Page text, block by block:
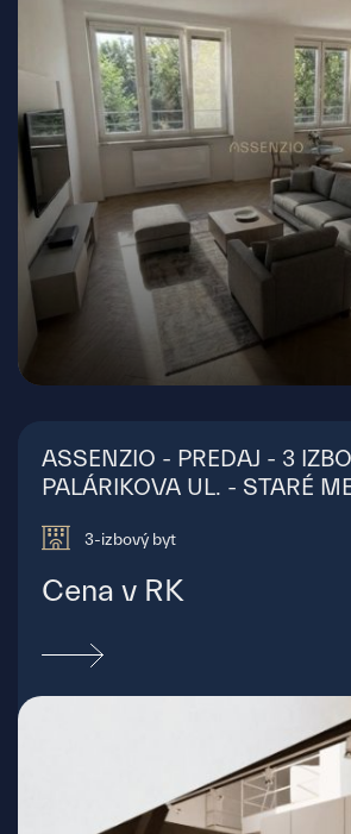
ASSENZIO - PREDAJ - 3
PALÁRIKOVA UL. - STARÉ
3-izbový byt
Cena v RK